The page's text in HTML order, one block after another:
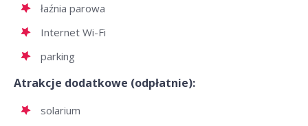
łaźnia parowa
Internet Wi-Fi
parking
Atrakcje dodatkowe (odpłatnie):
solarium